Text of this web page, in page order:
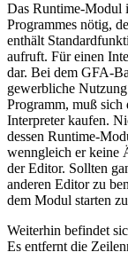
Das Runtime-Modul
Programmes nötig,
enthält
aufruft. Für einen
dar. Bei dem GFA-
gewerbliche
Programm, muß
Interpreter kaufen.
dessen Runtime-
wenngleich er keine
der Editor. Sollten
anderen Editor zu
dem Modul starten
Weiterhin befindet
Es entfernt die